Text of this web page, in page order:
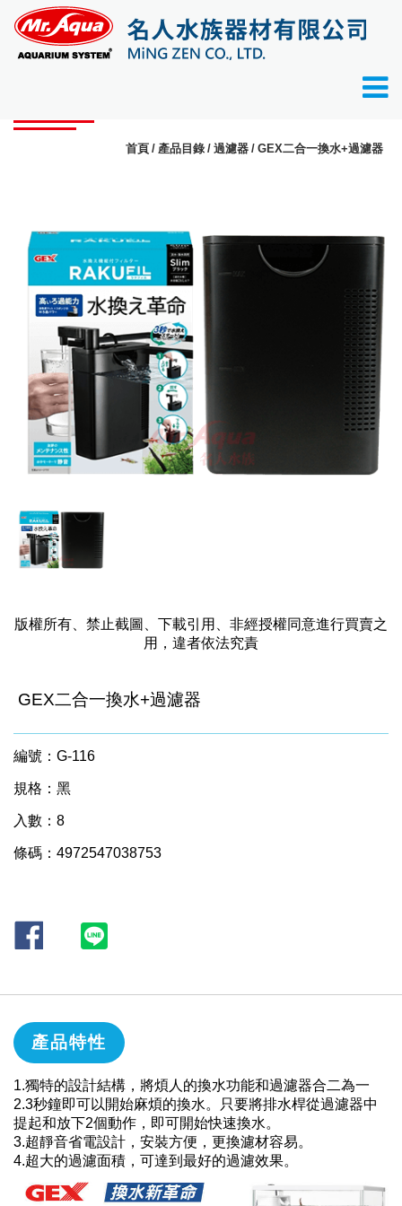
首頁 產品目錄 過濾器 GEX二合一換水+過濾器
版權所有、禁止截圖、下載引用、非經授權同意進行買賣之
用，違者依法究責
GEX二合一換水+過濾器
編號：G-116
規格：黑
入數：8
條碼：4972547038753
產品特性
1.獨特的設計結構，將煩人的換水功能和過濾器合二為一
2.3秒鐘即可以開始麻煩的換水。只要將排水桿從過濾器中
提起和放下2個動作，即可開始快速換水。
3.超靜音省電設計，安裝方便，更換濾材容易。
4.超大的過濾面積，可達到最好的過濾效果。